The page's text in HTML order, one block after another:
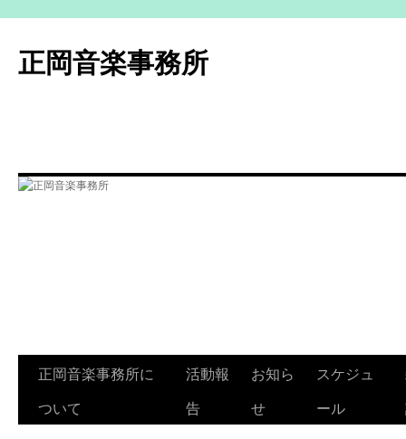
テ
ン
プ
正岡音楽事務所
正岡音楽事務所に
ついて
活動報
告
お知ら
せ
スケジュ
ール